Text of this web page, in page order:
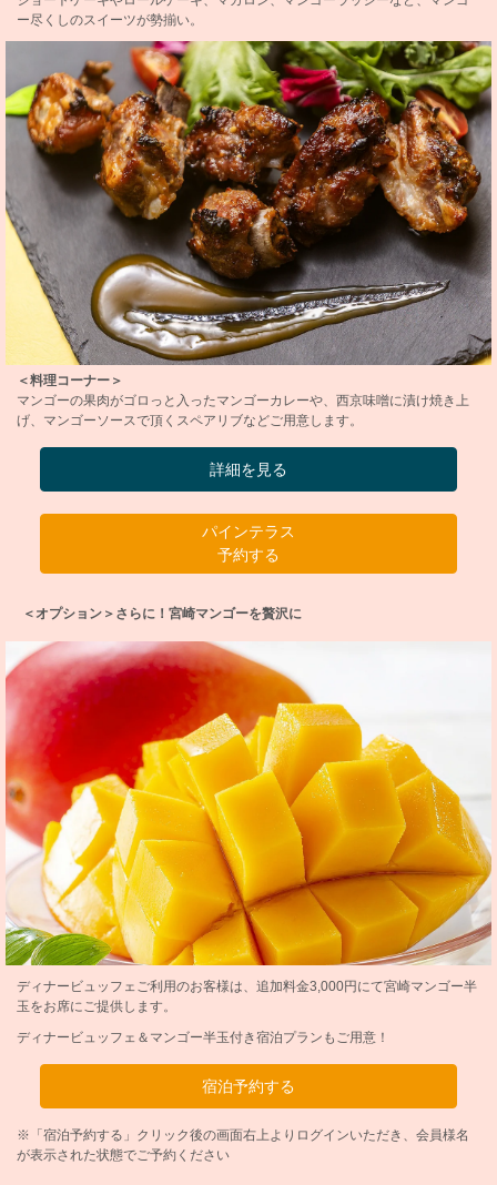
ー尽くしのスイーツが勢揃い。
＜料理コーナー＞
マンゴーの果肉がゴロっと入ったマンゴーカレーや、西京味噌に漬け焼き上
げ、マンゴーソースで頂くスペアリブなどご用意します。
詳細を見る
パインテラス
予約する
＜オプション＞さらに！宮崎マンゴーを贅沢に
ディナービュッフェご利用のお客様は、追加料金3,000円にて宮崎マンゴー半
玉をお席にご提供します。
ディナービュッフェ＆マンゴー半玉付き宿泊プランもご用意！
宿泊予約する
※「宿泊予約する」クリック後の画面右上よりログインいただき、会員様名
が表示された状態でご予約ください